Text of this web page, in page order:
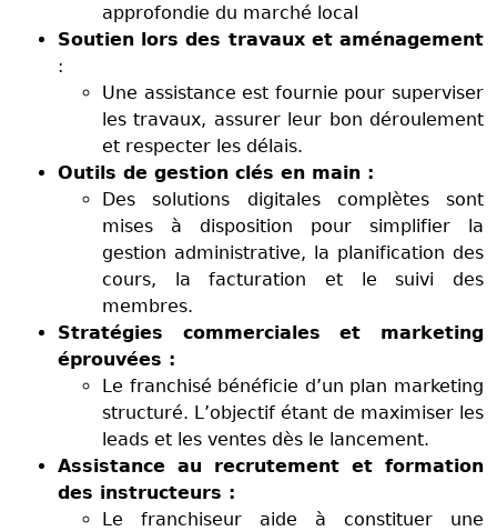
approfondie du marché local
Soutien lors des travaux et aménagement
:
Une assistance est fournie pour superviser
les travaux, assurer leur bon déroulement
et respecter les délais.
Outils de gestion clés en main :
Des solutions digitales complètes sont
mises à disposition pour simplifier la
gestion administrative, la planification des
cours, la facturation et le suivi des
membres.
Stratégies commerciales et marketing
éprouvées :
Le franchisé bénéficie d’un plan marketing
structuré. L’objectif étant de maximiser les
leads et les ventes dès le lancement.
Assistance au recrutement et formation
des instructeurs :
Le franchiseur aide à constituer une